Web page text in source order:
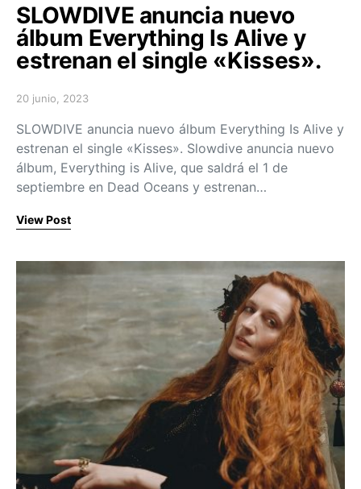
SLOWDIVE anuncia nuevo
álbum Everything Is Alive y
estrenan el single «Kisses».
Posted on
20 junio, 2023
SLOWDIVE anuncia nuevo álbum Everything Is Alive y
estrenan el single «Kisses». Slowdive anuncia nuevo
álbum, Everything is Alive, que saldrá el 1 de
septiembre en Dead Oceans y estrenan…
View Post